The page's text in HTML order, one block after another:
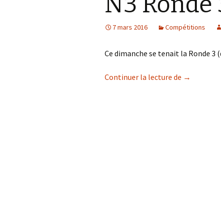
7 mars 2016 Compétitions
Ce dimanche se tenait la Ronde
Continuer la lecture de N3 Ronde
→